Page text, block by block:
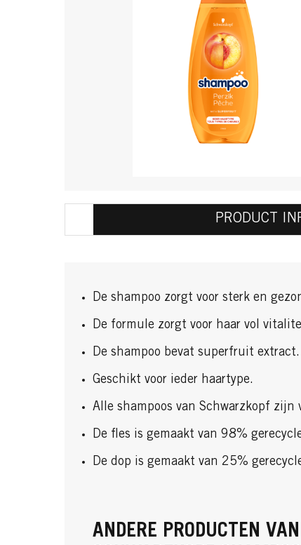
PRODUCT
De shampoo zorgt voor sterk en
De formule zorgt voor haar vol
De shampoo bevat superfruit extract.
Geschikt voor ieder haartype.
Alle shampoos van Schwarzkopf zijn
De fles is gemaakt van 98%
De dop is gemaakt van 25%
ANDERE PRODUCTEN VAN